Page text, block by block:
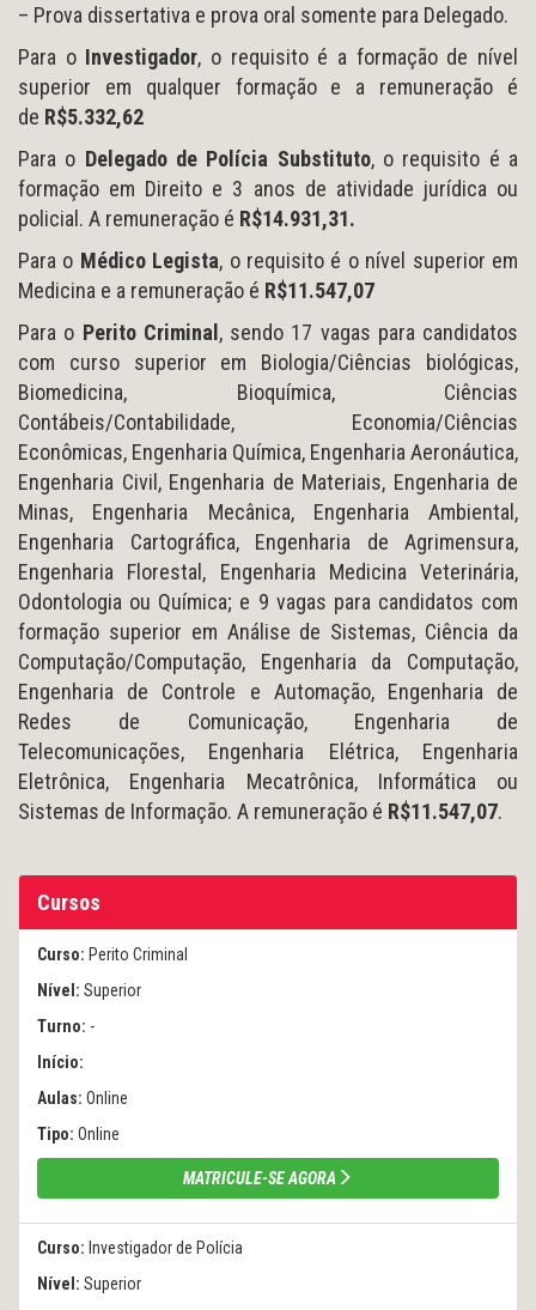
– Prova dissertativa e prova oral somente para Delegado.
Para o Investigador, o requisito é a formação de nível
superior em qualquer formação e a remuneração é
de R$5.332,62
Para o Delegado de Polícia Substituto, o requisito é a
formação em Direito e 3 anos de atividade jurídica ou
policial. A remuneração é R$14.931,31.
Para o Médico Legista, o requisito é o nível superior em
Medicina e a remuneração é R$11.547,07
Para o Perito Criminal, sendo 17 vagas para candidatos
com curso superior em Biologia/Ciências biológicas,
Biomedicina, Bioquímica, Ciências
Contábeis/Contabilidade, Economia/Ciências
Econômicas, Engenharia Química, Engenharia Aeronáutica,
Engenharia Civil, Engenharia de Materiais, Engenharia de
Minas, Engenharia Mecânica, Engenharia Ambiental,
Engenharia Cartográfica, Engenharia de Agrimensura,
Engenharia Florestal, Engenharia Medicina Veterinária,
Odontologia ou Química; e 9 vagas para candidatos com
formação superior em Análise de Sistemas, Ciência da
Computação/Computação, Engenharia da Computação,
Engenharia de Controle e Automação, Engenharia de
Redes de Comunicação, Engenharia de
Telecomunicações, Engenharia Elétrica, Engenharia
Eletrônica, Engenharia Mecatrônica, Informática ou
Sistemas de Informação. A remuneração é R$11.547,07.
Cursos
Curso: Perito Criminal
Nível: Superior
Turno: -
Início:
Aulas: Online
Tipo: Online
MATRICULE-SE AGORA
Curso: Investigador de Polícia
Nível: Superior